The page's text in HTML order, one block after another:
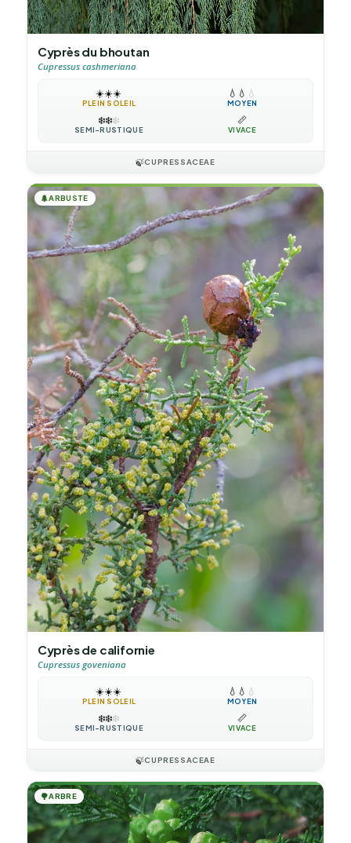
Cyprès du bhoutan
Cupressus cashmeriana
☀️☀️☀️
PLEIN SOLEIL
💧 💧 💧
MOYEN
❄️❄️❄️
SEMI-RUSTIQUE
📏
VIVACE
🍃CUPRESSACEAE
🌲ARBUSTE
Cyprès de californie
Cupressus goveniana
☀️☀️☀️
PLEIN SOLEIL
💧 💧 💧
MOYEN
❄️❄️❄️
SEMI-RUSTIQUE
📏
VIVACE
🍃CUPRESSACEAE
🌳ARBRE